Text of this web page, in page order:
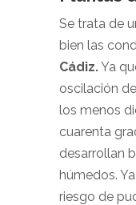
Se trata de
bien las
Cádiz.Ya
oscilación
los menos
cuarenta
desarrollan
húmedos.
riesgo de